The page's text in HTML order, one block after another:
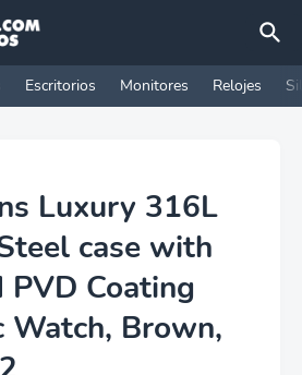
Escritorios Monitores Relojes
Luxury 316L
case with
PVD Coating
Brown,